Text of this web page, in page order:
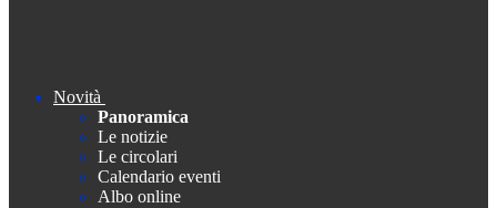
Novità
Panoramica
Le notizie
Le circolari
Calendario eventi
Albo online